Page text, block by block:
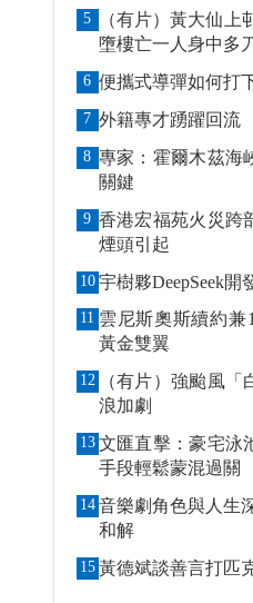
5
（有片）黃大仙上
墮樓亡一人身中多
6 便攜式導彈如何打
7
8 專家：霍爾木茲
關鍵
9 香港宏福苑火災跨
煙頭引起
10 宇樹夥DeepSeek
11 雲尼斯奧斯續約兼1.4
黃金雙翼
12
（有片）強颱風
浪加劇
13 文匯直擊：豪宅
手段輕鬆蒙混過關
14 音樂劇角色與人生深度共振 陳松
和解
15 黃德斌談善言打匹